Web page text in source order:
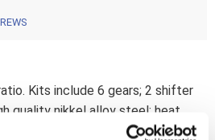
Kits include 6 gears; 2 shifter
quality nikkel alloy steel; heat
2.44/1.1.23 ratio are usually best